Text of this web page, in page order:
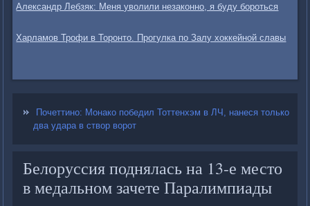
Александр Лебзяк: Меня уволили незаконно, я буду бороться
Харламов Трофи в Торонто. Прогулка по Залу хоккейной славы
Почеттино: Монако победил Тоттенхэм в ЛЧ, нанеся только
два удара в створ ворот
Белоруссия поднялась на 13-е место
в медальном зачете Паралимпиады